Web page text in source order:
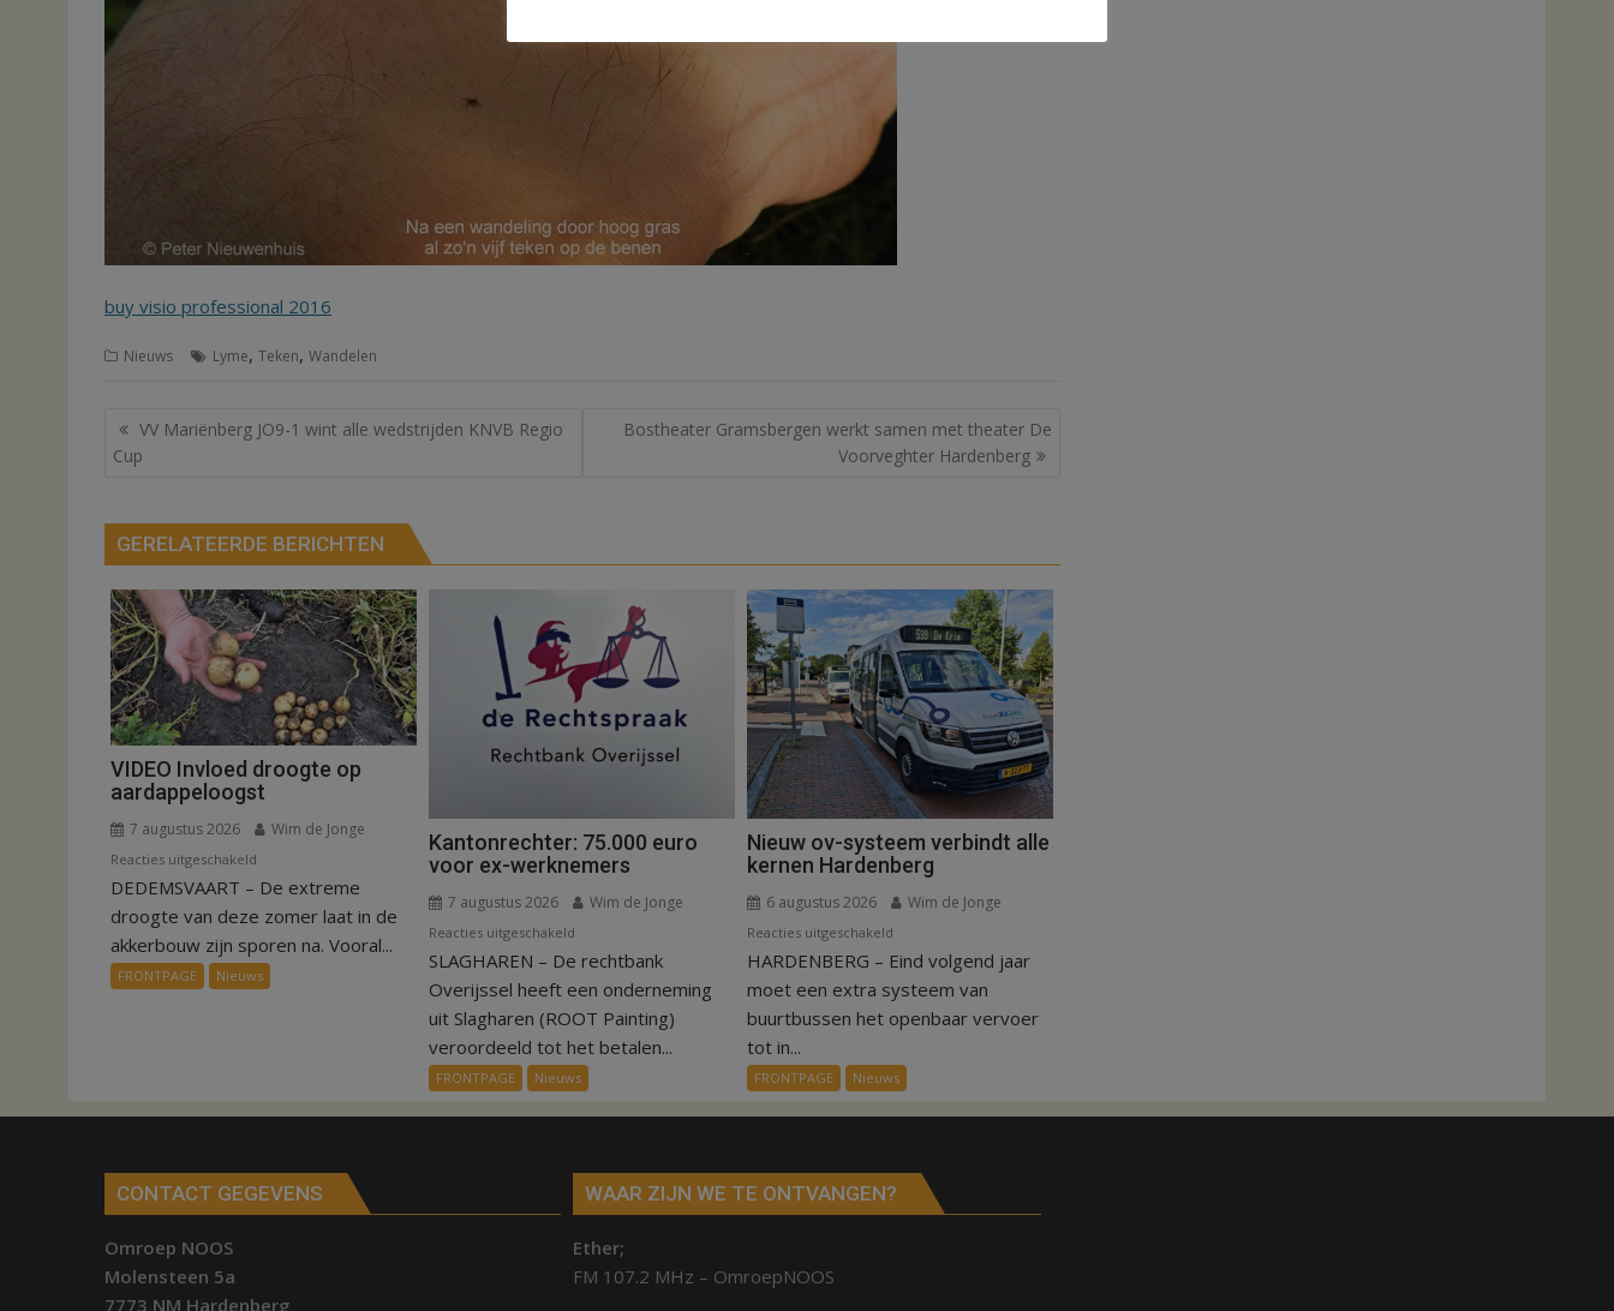
buy visio professional 2016
Nieuws Lyme, Teken, Wandelen
Bericht
navigatie
VV Mariënberg JO9-1 wint alle wedstrijden KNVB Regio
Cup
Bostheater Gramsbergen werkt samen met theater De
Voorveghter Hardenberg
GERELATEERDE BERICHTEN
VIDEO Invloed droogte op
aardappeloogst
7 augustus 2026 Wim de Jonge
Reacties uitgeschakeld
VIDEO
Invloed
op
aardappeloogst
DEDEMSVAART – De extreme
droogte van deze zomer laat in de
akkerbouw zijn sporen na. Vooral...
FRONTPAGE Nieuws
Kantonrechter: 75.000 euro
voor ex-werknemers
7 augustus 2026 Wim de Jonge
Reacties uitgeschakeld
Kantonrechter:
75.000
euro
voor
ex-
werknemers
SLAGHAREN – De rechtbank
Overijssel heeft een onderneming
uit Slagharen (ROOT Painting)
veroordeeld tot het betalen...
FRONTPAGE Nieuws
Nieuw ov-systeem verbindt alle
kernen Hardenberg
6 augustus 2026 Wim de Jonge
Reacties uitgeschakeld
Nieuw
ov-
systeem
alle
kernen
Hardenberg
HARDENBERG – Eind volgend jaar
moet een extra systeem van
buurtbussen het openbaar vervoer
tot in...
FRONTPAGE Nieuws
CONTACT GEGEVENS
Omroep NOOS
Molensteen 5a
7773 NM Hardenberg
WAAR ZIJN WE TE ONTVANGEN?
Ether;
FM 107.2 MHz – OmroepNOOS